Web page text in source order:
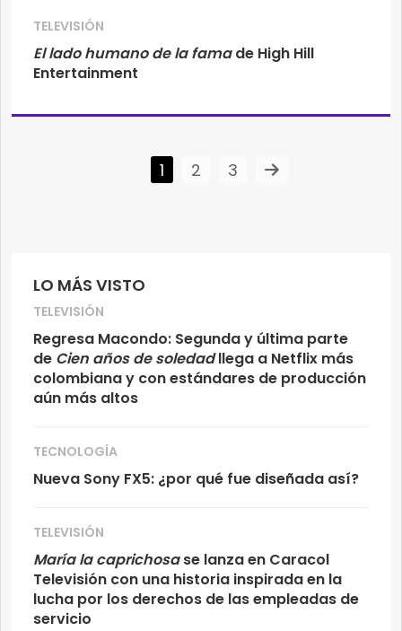
LO MÁS VISTO
TELEVISIÓN
Regresa Macondo: Segunda y última parte
de Cien años de soledadllega a Netflix más
colombiana y con estándares de producción
aún más altos
TECNOLOGÍA
Nueva Sony FX5: ¿por qué fue diseñada así?
TELEVISIÓN
María la caprichosase lanza en Caracol
Televisión con una historia inspirada en la
lucha por los derechos de las empleadas de
servicio
TELEVISIÓN
El lado humano de la famade High Hill
Entertainment
1 2 3